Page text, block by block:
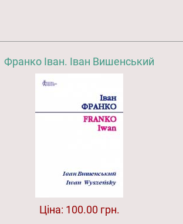
Франко Іван. Іван Вишенський
Ціна: 100.00 грн.